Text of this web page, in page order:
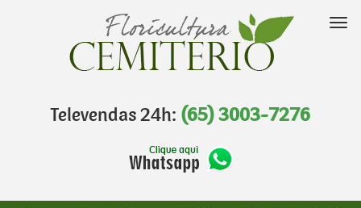
Televendas 24h: (65) 3003-7276